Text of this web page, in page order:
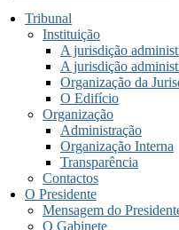
Tribunal
Instituição
A jurisdição
A jurisdição
Organização da
O Edifício
Organização
Administração
Organização Interna
Transparência
Contactos
O Presidente
Mensagem do
O Gabinete